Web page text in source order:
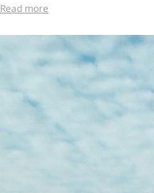
Read more